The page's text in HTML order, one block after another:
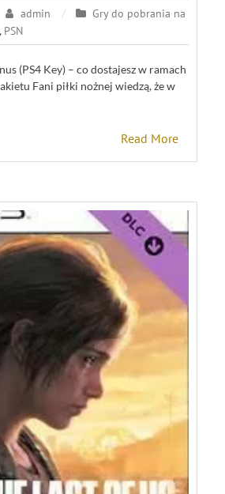
admin
Gry do pobrania na
, PSN
(PS4 Key) – co dostajesz w ramach
Fani piłki nożnej wiedzą, że w
Read More